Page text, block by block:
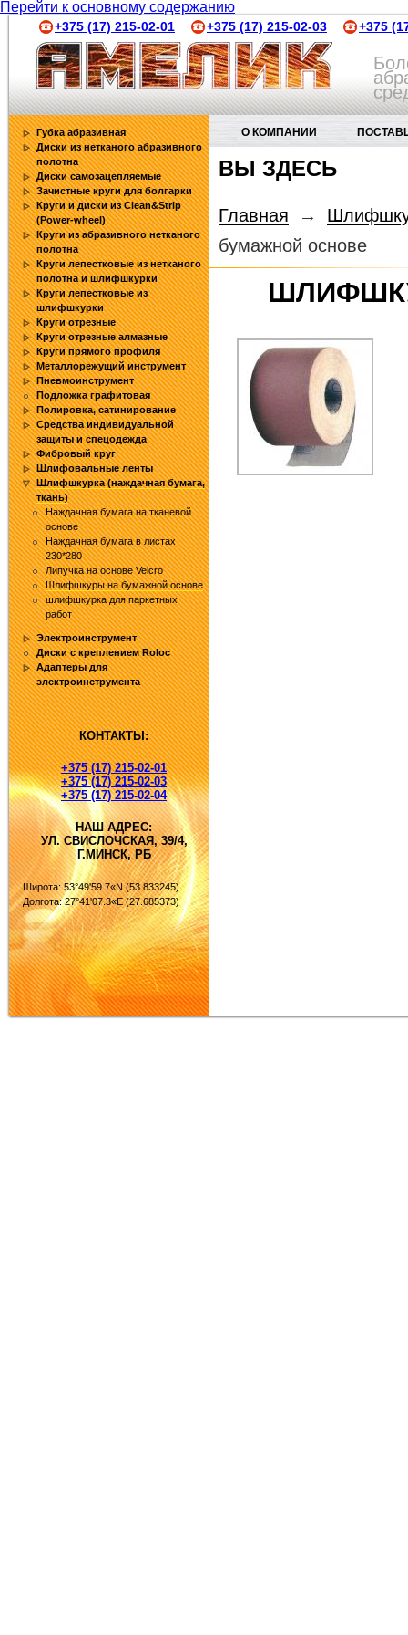
Перейти к основному содержанию
+375 (17) 215-02-01 +375 (17) 215-02-03 +375
Губка абразивная
Диски из нетканого абразивного
полотна
Диски самозацепляемые
Зачистные круги для болгарки
Круги и диски из Clean&Strip
(Power-wheel)
Круги из абразивного нетканого
полотна
Круги лепестковые из нетканого
полотна и шлифшкурки
Круги лепестковые из
шлифшкурки
Круги отрезные
Круги отрезные алмазные
Круги прямого профиля
Металлорежущий инструмент
Пневмоинструмент
Подложка графитовая
Полировка, сатинирование
Средства индивидуальной
защиты и спецодежда
Фибровый круг
Шлифовальные ленты
Шлифшкурка (наждачная бумага,
ткань)
Наждачная бумага на тканевой
основе
Наждачная бумага в листах
230*280
Липучка на основе Velcro
Шлифшкуры на бумажной основе
шлифшкурка для паркетных
работ
Электроинструмент
Диски с креплением Roloc
Адаптеры для
электроинструмента
КОНТАКТЫ:
+375 (17) 215-02-01
+375 (17) 215-02-03
+375 (17) 215-02-04
НАШ АДРЕС:
УЛ. СВИСЛОЧСКАЯ, 39/4,
Г.МИНСК, РБ
Широта: 53°49'59.7«N (53.833245)
Долгота: 27°41'07.3«E (27.685373)
О КОМПАНИИ
АБРАЗИВНЫЕ
ВЫ ЗДЕСЬ
Главная →
бумажной основе